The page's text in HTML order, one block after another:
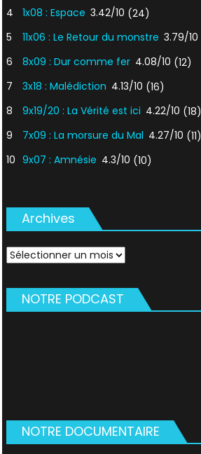
4
1x08 : Espace 3.42/10 (24)
5
11x06 : Le Retour du monstre 3.79/10
6
8x09 : Dur comme fer 4.08/10 (12)
7
3x18 : Malédiction 4.13/10 (16)
8
9x19/20 : La Vérité est ici 4.22/10 (18)
9
7x09 : La morsure du Mal 4.27/10 (11)
10 9x07 : Amnésie 4.3/10 (10)
Archives
Archives
NOTRE PODCAST
NOTRE DOCUMENTAIRE